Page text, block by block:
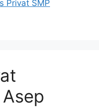
Privat SMP